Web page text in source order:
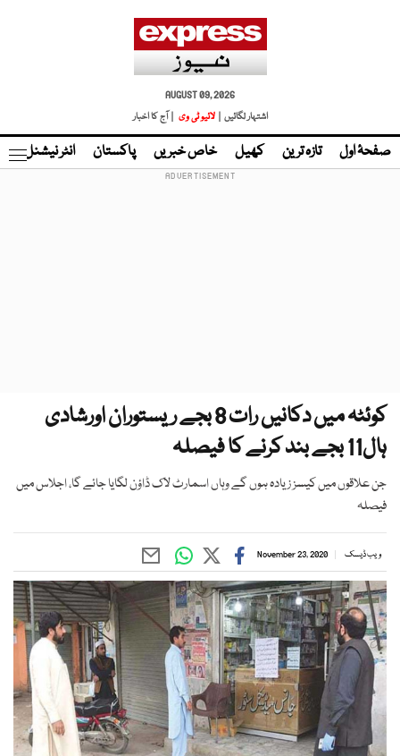
AUGUST 09, 2026
اشتہار لگائیں |
لائیو ٹی وی | آج کا اخبار
صفحۂ اول تازہ ترین کھیل خاص خبریں پاکستان انٹر نیشنل
کوئٹہ میں دکانیں رات 8 بجے ریستوران اورشادی
ہال11 بجے بند کرنے کا فیصلہ
جن علاقوں میں کیسز زیادہ ہوں گے وہاں اسمارٹ لاک ڈاؤن لگایا جائے گا، اجلاس میں
فیصلہ
ویب ڈیسک November 23, 2020